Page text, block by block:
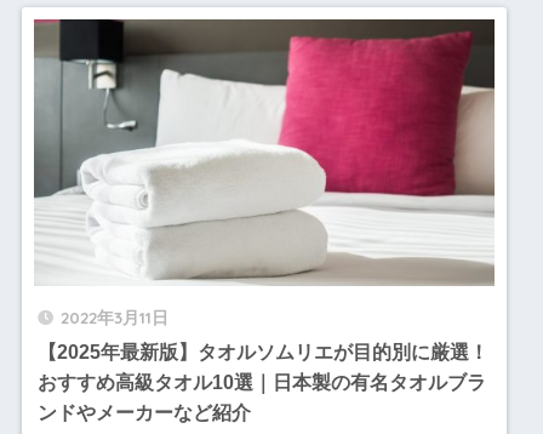
2022年3月11日
【2025年最新版】タオルソムリエが目的別に厳選！
おすすめ高級タオル10選｜日本製の有名タオルブラ
ンドやメーカーなど紹介